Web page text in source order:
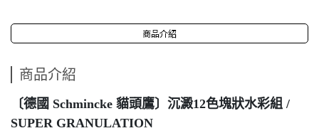
商品介紹
商品介紹
〔德國 Schmincke 貓頭鷹〕沉澱12色塊狀水彩組 /
SUPER GRANULATION